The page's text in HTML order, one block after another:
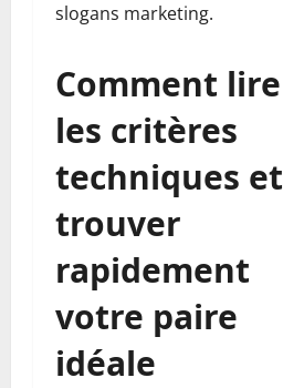
slogans marketing.
Comment lire
les critères
techniques et
trouver
rapidement
votre paire
idéale